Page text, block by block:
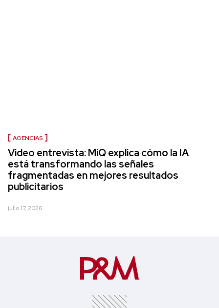
AGENCIAS
Video entrevista: MiQ explica cómo la IA
está transformando las señales
fragmentadas en mejores resultados
publicitarios
julio 17, 2026